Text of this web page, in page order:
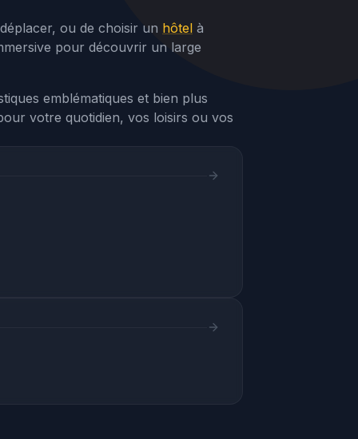
ou de choisir un hôtel à
pour découvrir un large
emblématiques et bien plus
votre quotidien, vos loisirs ou vos